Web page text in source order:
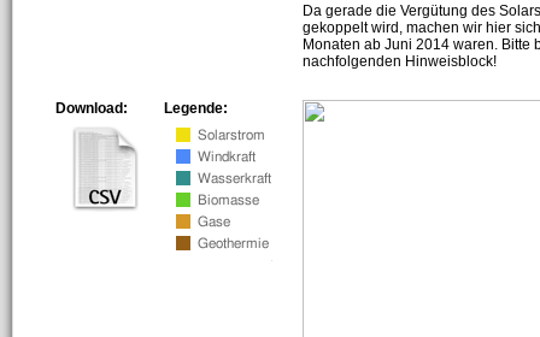
Da gerade die Vergütung des
gekoppelt wird, machen wir hier
Monaten ab Juni 2014 waren. Bitte
nachfolgenden Hinweisblock!
Legende:
Download: